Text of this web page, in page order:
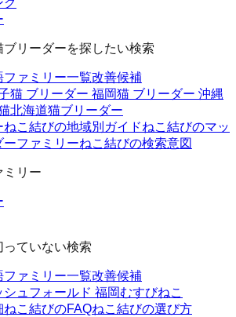
グ
リーダーを探したい検索
ファミリー一覧改善候補
猫 ブリーダー 福岡猫 ブリーダー 沖縄
北海道猫ブリーダー
ねこ結びの地域別ガイドねこ結びのマッ
ファミリーねこ結びの検索意図
ミリー
っていない検索
ファミリー一覧改善候補
シュフォールド 福岡むすびねこ
ねこ結びのFAQねこ結びの選び方